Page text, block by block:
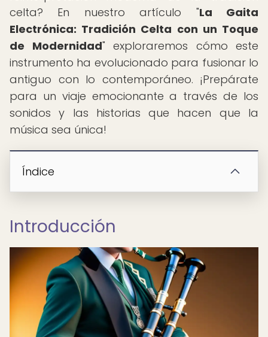
celta? En nuestro artículo "La Gaita
Electrónica: Tradición Celta con un Toque
de Modernidad" exploraremos cómo este
instrumento ha evolucionado para fusionar lo
antiguo con lo contemporáneo. ¡Prepárate
para un viaje emocionante a través de los
sonidos y las historias que hacen que la
música sea única!
Índice
Introducción